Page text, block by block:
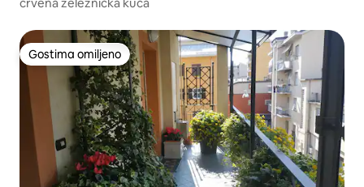
Gostima omiljeno
Gostima omiljeno